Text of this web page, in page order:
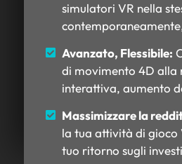
simulatori VR nella
Avanzato, Flessibile:
di movimento 4D alla
interattiva, aumento
Massimizzare la
la tua attività di gioco
tuo ritorno sugli